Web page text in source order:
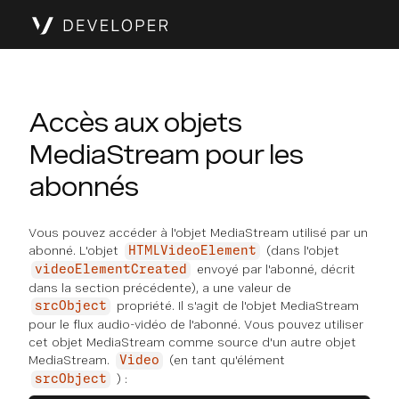
Accès aux objets
MediaStream pour les
abonnés
Vous pouvez accéder à l'objet MediaStream utilisé par un
abonné. L'objet
HTMLVideoElement (dans l'objet
videoElementCreated
envoyé par l'abonné, décrit
dans la section précédente), a une valeur de
srcObject
propriété. Il s'agit de l'objet MediaStream
pour le flux audio-vidéo de l'abonné. Vous pouvez utiliser
cet objet MediaStream comme source d'un autre objet
MediaStream.
Video (en tant qu'élément
srcObject ) :